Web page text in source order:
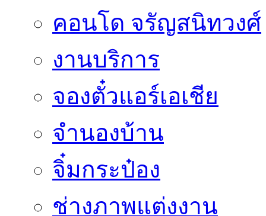
คอนโด จรัญสนิทวงศ์
งานบริการ
จองตั๋วแอร์เอเชีย
จำนองบ้าน
จิ๋มกระป๋อง
ช่างภาพแต่งงาน